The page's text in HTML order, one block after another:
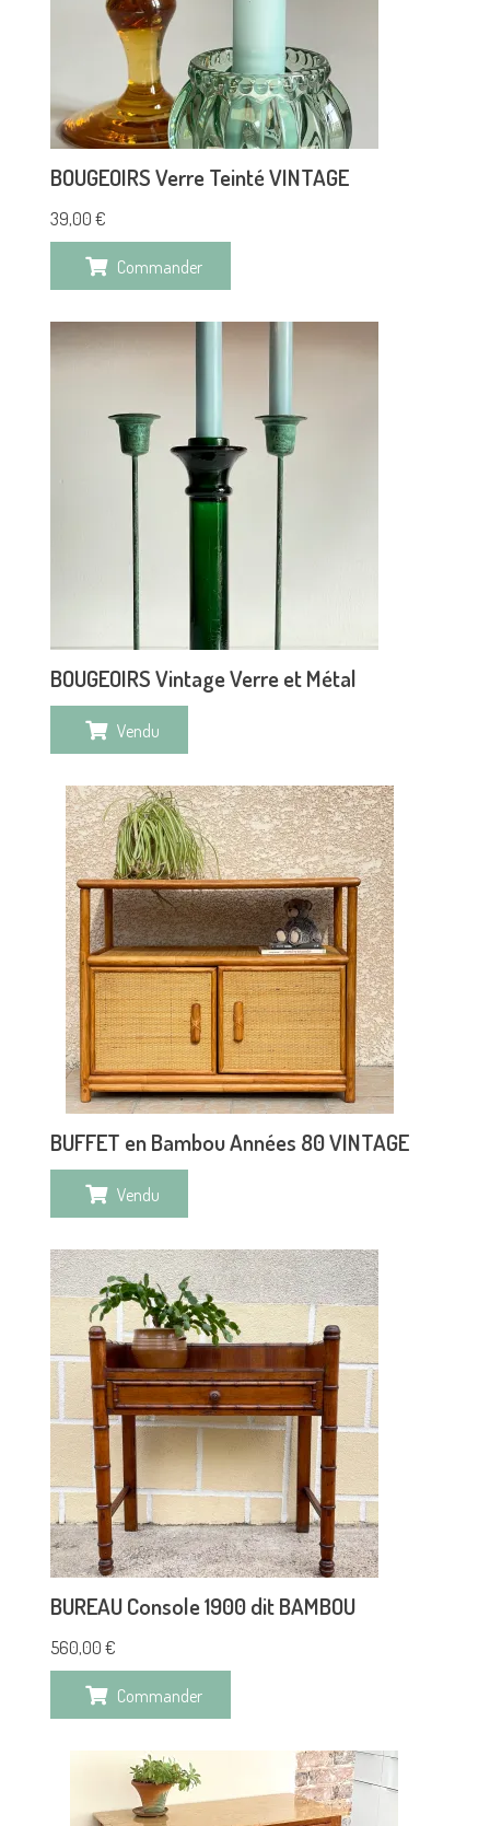
BOUGEOIRS Verre Teinté VINTAGE
39,00 €
Commander
BOUGEOIRS Vintage Verre et Métal
Vendu
BUFFET en Bambou Années 80 VINTAGE
Vendu
BUREAU Console 1900 dit BAMBOU
560,00 €
Commander